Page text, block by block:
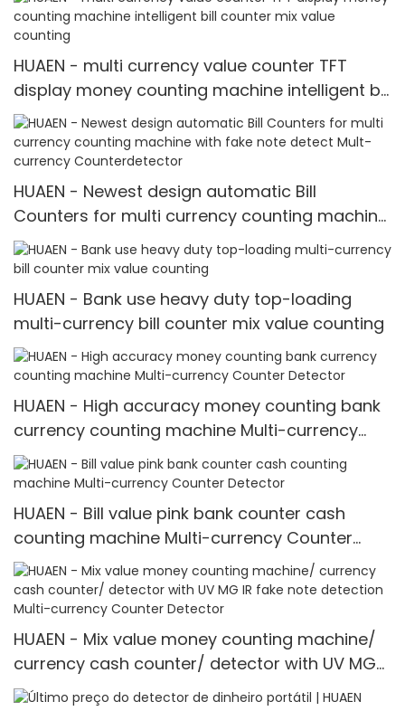
HUAEN - multi currency value counter TFT
display money counting machine intelligent bill
counter mix value counting
HUAEN - Newest design automatic Bill
Counters for multi currency counting machine
with fake note detect Mult-currency
Counter<000000>detector
HUAEN - Bank use heavy duty top-loading
multi-currency bill counter mix value counting
HUAEN - High accuracy money counting bank
currency counting machine Multi-currency
Counter <000000> Detector
HUAEN - Bill value pink bank counter cash
counting machine Multi-currency Counter
<000000> Detector
HUAEN - Mix value money counting machine/
currency cash counter/ detector with UV MG
IR fake note detection Multi-currency Counter